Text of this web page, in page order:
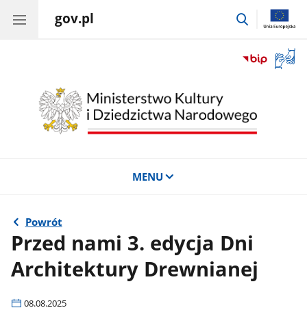
gov.pl
przejdź
okno
MENU
Powrót
Przed nami 3. edycja Dni
Architektury Drewnianej
08.08.2025